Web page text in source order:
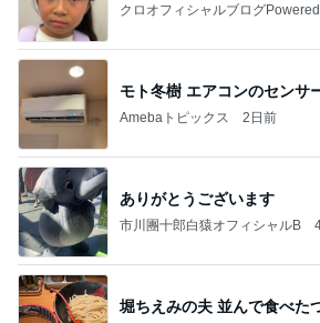
クロオフィシャルブログ
モト冬樹 エアコンのセンサ
Amebaトピックス 2日前
ありがとうございます
市川團十郎白猿オフィシャルB
堀ちえみの夫 並んで食べた